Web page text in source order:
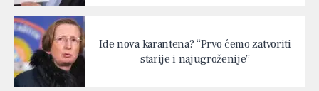
Ide nova karantena? “Prvo ćemo zatvoriti
starije i najugroženije”